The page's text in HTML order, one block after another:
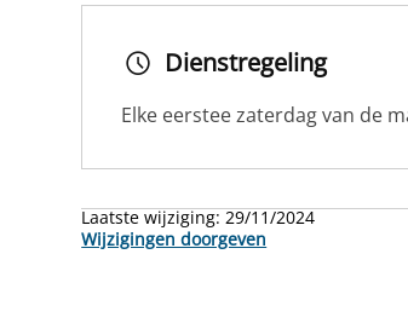
Dienstregeling
Elke eerstee zaterdag van de
Laatste wijziging:29/11/2024
Wijzigingen doorgeven